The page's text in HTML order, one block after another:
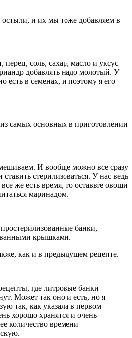
и их мы тоже добавляем в
перец, соль, сахар, масло и уксус
добавлять надо молотый. У
есть в семенах, и поэтому я его
самых основных в приготовлении
И вообще можно все сразу
стерилизоваться. У нас ведь
же есть время, то оставьте овощи
маринадом.
банки,
крышками.
как и в предыдущем рецепте.
где литровые банки
Может так оно и есть, но я
так, как указала в первом
хорошо хранятся и очень
количество времени